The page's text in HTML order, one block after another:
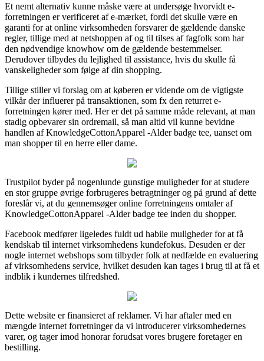
Et nemt alternativ kunne måske være at undersøge hvorvidt e-
forretningen er verificeret af e-mærket, fordi det skulle være en
garanti for at online virksomheden forsvarer de gældende danske
regler, tillige med at netshoppen af og til tilses af fagfolk som har
den nødvendige knowhow om de gældende bestemmelser.
Derudover tilbydes du lejlighed til assistance, hvis du skulle få
vanskeligheder som følge af din shopping.
Tillige stiller vi forslag om at køberen er vidende om de vigtigste
vilkår der influerer på transaktionen, som fx den returret e-
forretningen kører med. Her er det på samme måde relevant, at man
stadig opbevarer sin ordremail, så man altid vil kunne bevidne
handlen af KnowledgeCottonApparel -Alder badge tee, uanset om
man shopper til en herre eller dame.
Trustpilot byder på nogenlunde gunstige muligheder for at studere
en stor gruppe øvrige forbrugeres betragtninger og på grund af dette
foreslår vi, at du gennemsøger online forretningens omtaler af
KnowledgeCottonApparel -Alder badge tee inden du shopper.
Facebook medfører ligeledes fuldt ud habile muligheder for at få
kendskab til internet virksomhedens kundefokus. Desuden er der
nogle internet webshops som tilbyder folk at nedfælde en evaluering
af virksomhedens service, hvilket desuden kan tages i brug til at få et
indblik i kundernes tilfredshed.
Dette website er finansieret af reklamer. Vi har aftaler med en
mængde internet forretninger da vi introducerer virksomhedernes
varer, og tager imod honorar forudsat vores brugere foretager en
bestilling.